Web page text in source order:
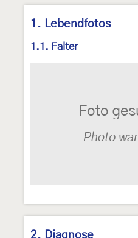
1. Lebendfotos
1.1. Falter
2. Diagnose